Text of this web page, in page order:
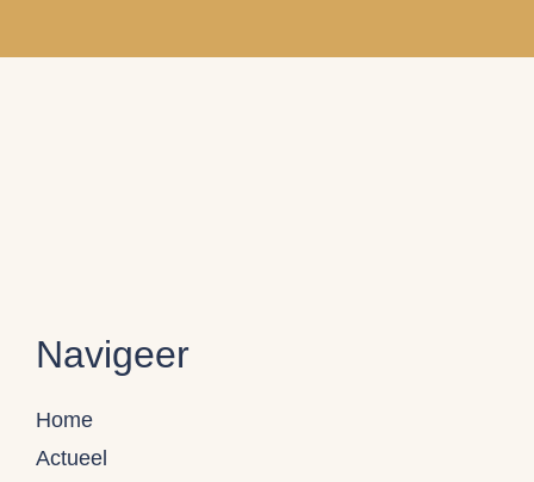
Navigeer
Home
Actueel